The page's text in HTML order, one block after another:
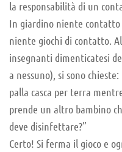
la responsabilità di un
In giardino niente contatto
niente giochi di contatto.
insegnanti dimenticatesi
a nessuno), si sono chieste:
palla casca per terra
prende un altro bambino
deve disinfettare?”
Certo! Si ferma il gioco e